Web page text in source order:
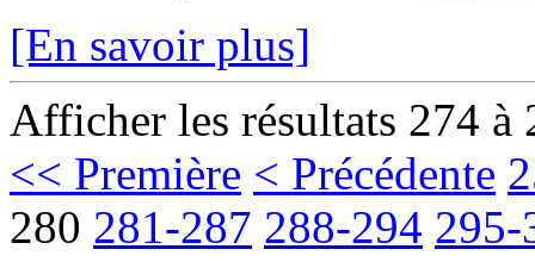
[En savoir plus]
Afficher les résultats 274 à
<< Première < Précédente
280 281-287 288-294 295-